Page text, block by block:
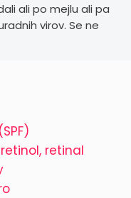
ali po mejlu ali pa
virov. Se ne
retinal